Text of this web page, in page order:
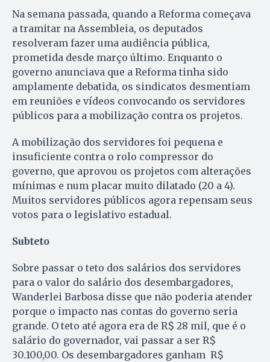
Na semana passada, quando a Reforma começava
a tramitar na Assembleia, os deputados
resolveram fazer uma audiência pública,
prometida desde março último. Enquanto o
governo anunciava que a Reforma tinha sido
amplamente debatida, os sindicatos desmentiam
em reuniões e vídeos convocando os servidores
públicos para a mobilização contra os projetos.
A mobilização dos servidores foi pequena e
insuficiente contra o rolo compressor do
governo, que aprovou os projetos com alterações
mínimas e num placar muito dilatado (20 a 4).
Muitos servidores públicos agora repensam seus
votos para o legislativo estadual.
Subteto
Sobre passar o teto dos salários dos servidores
para o valor do salário dos desembargadores,
Wanderlei Barbosa disse que não poderia atender
porque o impacto nas contas do governo seria
grande. O teto até agora era de R$ 28 mil, que é o
salário do governador, vai passar a ser R$
30.100,00. Os desembargadores ganham R$